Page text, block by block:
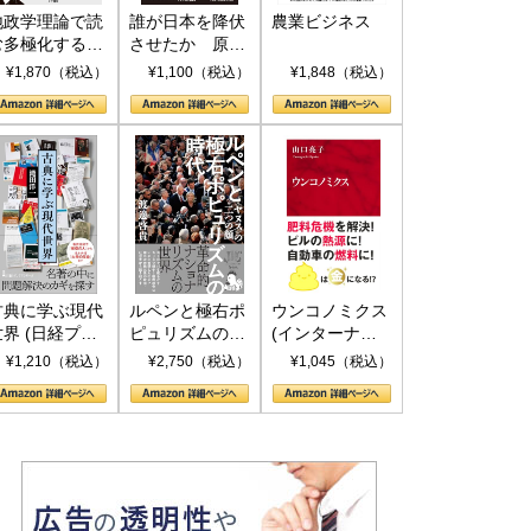
政学理論で読
多極化する世
トランプと
¥1,870（税込）
誰が日本を降伏
させたか 原爆
投下、ソ連参
(PHP新書)
¥1,100（税込）
農業ビジネス
¥1,848（税込）
典に学ぶ現代
界 (日経プレ
アシリーズ)
¥1,210（税込）
ルペンと極右ポ
ピュリズムの時
代：〈ヤヌス〉
¥2,750（税込）
ウンコノミクス
(インターナシ
ョナル新書)
¥1,045（税込）